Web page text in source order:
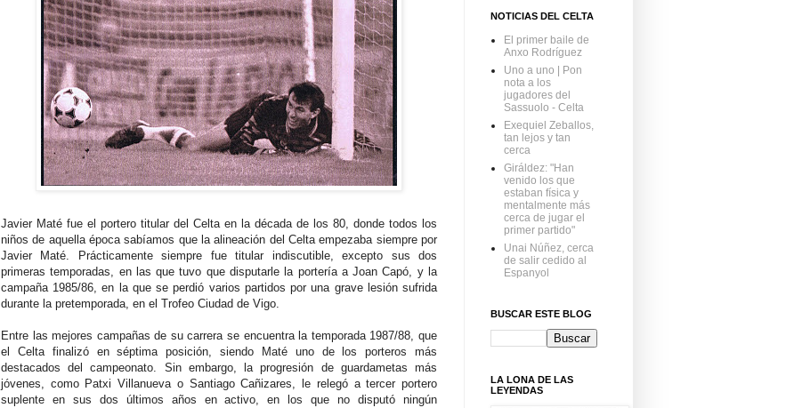
Javier Maté fue el portero titular del Celta en la década de los 80, donde todos los
niños de aquella época sabíamos que la alineación del Celta empezaba siempre por
Javier Maté. Prácticamente siempre fue titular indiscutible, excepto sus dos
primeras temporadas, en las que tuvo que disputarle la portería a Joan Capó, y la
campaña 1985/86, en la que se perdió varios partidos por una grave lesión sufrida
durante la pretemporada, en el Trofeo Ciudad de Vigo.
Entre las mejores campañas de su carrera se encuentra la temporada 1987/88, que
el Celta finalizó en séptima posición, siendo Maté uno de los porteros más
destacados del campeonato. Sin embargo, la progresión de guardametas más
jóvenes, como Patxi Villanueva o Santiago Cañizares, le relegó a tercer portero
suplente en sus dos últimos años en activo, en los que no disputó ningún
NOTICIAS DEL CELTA
El primer baile de
Anxo Rodríguez
Uno a uno | Pon
nota a los
jugadores del
Sassuolo - Celta
Exequiel Zeballos,
tan lejos y tan
cerca
Giráldez: "Han
venido los que
estaban física y
mentalmente más
cerca de jugar el
primer partido"
Unai Núñez, cerca
de salir cedido al
Espanyol
BUSCAR ESTE BLOG
LA LONA DE LAS
LEYENDAS